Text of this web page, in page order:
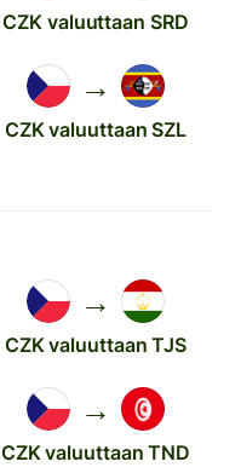
CZK valuuttaan SRD
→
CZK valuuttaan SZL
→
CZK valuuttaan TJS
→
CZK valuuttaan TND